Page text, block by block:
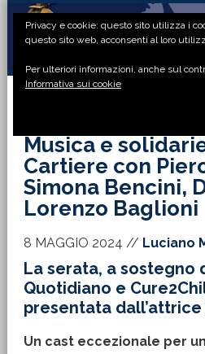
Passa
primaria
Passa
principale
Passa
laterale
Passa
di
Musica e
Cartiere con
Simona Bencini,
Lorenzo Baglioni
8 MAGGIO 2024 // Luciano
La serata, a sostegno
Quotidiano e
presentata dall’attrice
Un cast eccezionale per
Privacy e cookie: questo sito utilizza i
questo sito web, acconsenti al loro
Per ulteriori informazioni, anche sul
Informativa sui cookie